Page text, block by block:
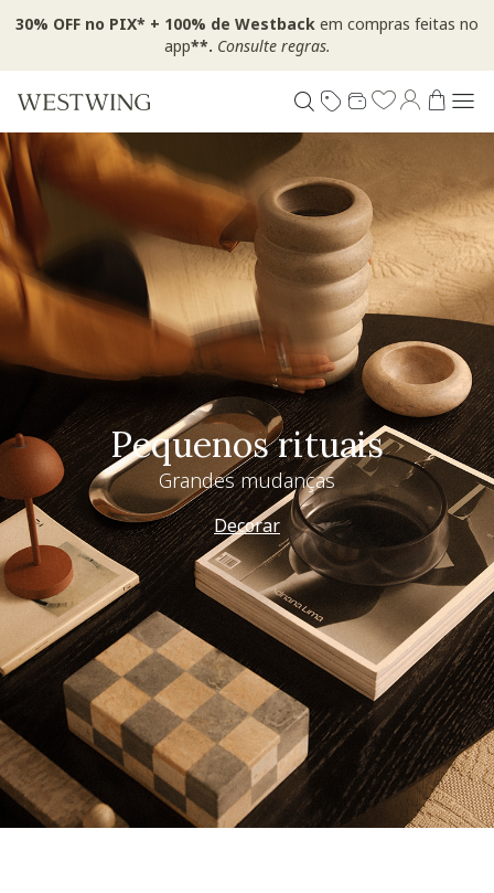
30% OFF no PIX* + 100% de Westback em compras feitas no
app**. Consulte regras.
Pequenos rituais
Grandes mudanças
Decorar